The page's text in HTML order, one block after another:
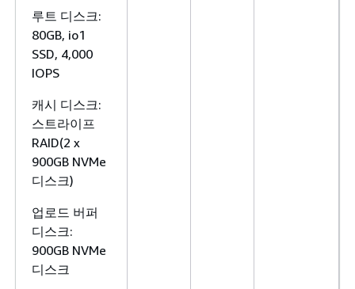
루트 디스크:
80GB, io1
SSD, 4,000
IOPS
캐시 디스크:
스트라이프
RAID(2 x
900GB NVMe
디스크)
업로드 버퍼
디스크:
900GB NVMe
디스크